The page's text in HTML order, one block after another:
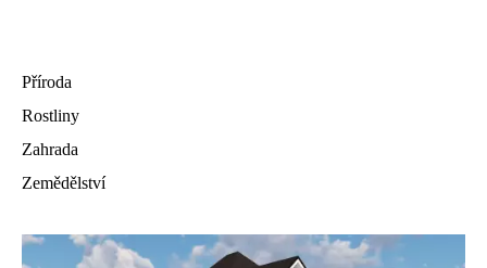
Příroda
Rostliny
Zahrada
Zemědělství